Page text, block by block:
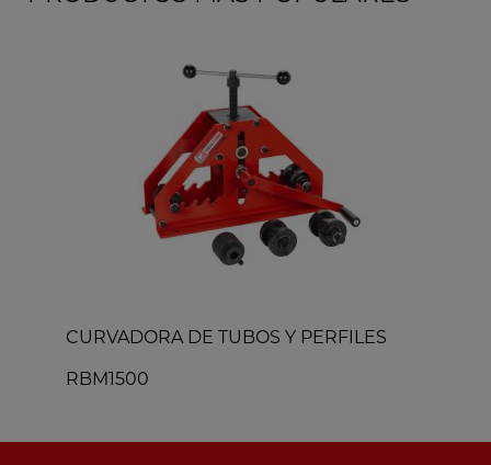
CURVADORA DE TUBOS Y PERFILES
RBM1500